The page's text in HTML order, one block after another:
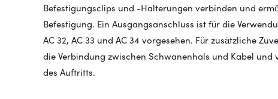
Befestigungsclips und -Halterungen verbinden und
Befestigung. Ein Ausgangsanschluss ist für die
AC 32, AC 33 und AC 34 vorgesehen. Für zusätzliche
die Verbindung zwischen Schwanenhals und Kabel
des Auftritts.